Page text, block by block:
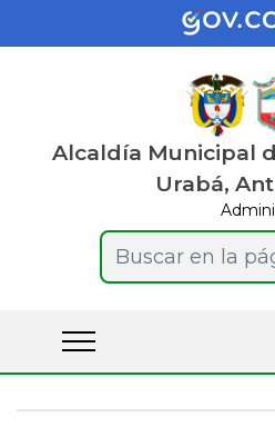
Alcaldía Municipal
Urabá,
Buscar en la